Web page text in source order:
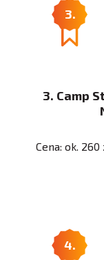
3.
3. Camp
Cena: ok. 260
4.